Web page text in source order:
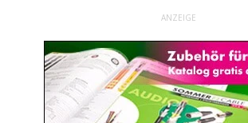
ANZEIGE